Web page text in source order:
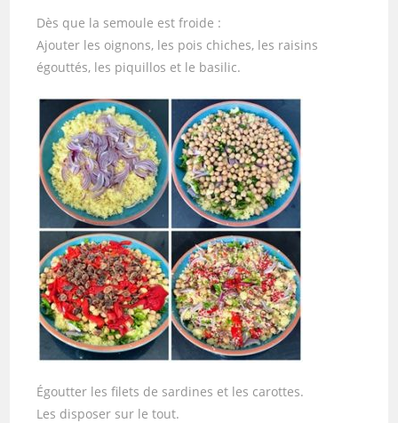
Dès que la semoule est froide :
Ajouter les oignons, les pois chiches, les raisins
égouttés, les piquillos et le basilic.
Égoutter les filets de sardines et les carottes.
Les disposer sur le tout.